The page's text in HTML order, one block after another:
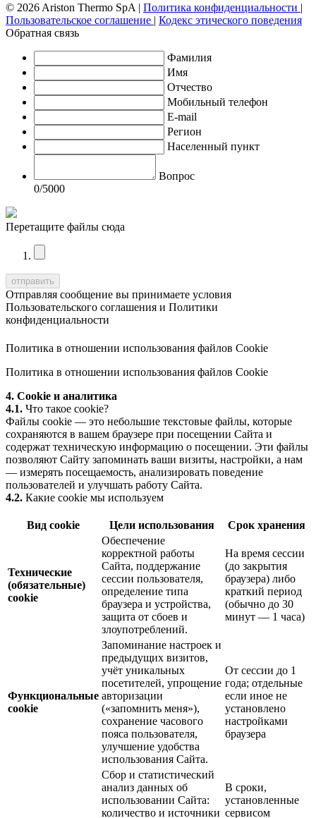
© 2026 Ariston Thermo SpA | Политика конфиденциальности |
Пользовательское соглашение | Кодекс этического поведения
Обратная связь
Фамилия
Имя
Отчество
Мобильный телефон
E-mail
Регион
Населенный пункт
Вопрос
0/5000
Перетащите файлы сюда
Отправляя сообщение вы принимаете условия
Пользовательского соглашения и Политики
конфиденциальности
Политика в отношении использования файлов Cookie
Политика в отношении использования файлов Cookie
4. Cookie и аналитика
4.1. Что такое cookie?
Файлы cookie — это небольшие текстовые файлы, которые
сохраняются в вашем браузере при посещении Сайта и
содержат техническую информацию о посещении. Эти файлы
позволяют Сайту запоминать ваши визиты, настройки, а нам
— измерять посещаемость, анализировать поведение
пользователей и улучшать работу Сайта.
4.2. Какие cookie мы используем
Вид cookie Цели использования Срок хранения
Технические
(обязательные)
cookie
Обеспечение
корректной работы
Сайта, поддержание
сессии пользователя,
определение типа
браузера и устройства,
защита от сбоев и
злоупотреблений.
На время сессии
(до закрытия
браузера) либо
краткий период
(обычно до 30
минут — 1 часа)
Функциональные
cookie
Запоминание настроек и
предыдущих визитов,
учёт уникальных
посетителей, упрощение
авторизации
(«запомнить меня»),
сохранение часового
пояса пользователя,
улучшение удобства
использования Сайта.
От сессии до 1
года; отдельные
если иное не
установлено
настройками
браузера
Сбор и статистический
анализ данных об
использовании Сайта:
количество и источники
В сроки,
установленные
сервисом